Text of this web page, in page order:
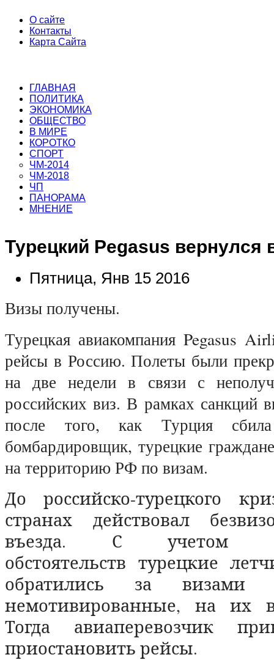
О сайте
Контакты
Карта Сайта
ГЛАВНАЯ
ПОЛИТИКА
ЭКОНОМИКА
ОБЩЕСТВО
В МИРЕ
КОРОТКО
СПОРТ
ЧМ-2014
ЧМ-2018
ЧП
ПАНОРАМА
МНЕНИЕ
Турецкий Pegasus вернулся
Пятница, Янв 15 2016
Визы получены.
Турецкая авиакомпания Pegasus
рейсы в Россию. Полеты были
на две недели в связи с
российских виз. В рамках санкций
после того, как Турция
бомбардировщик, турецкие
на территорию РФ по визам.
До российско-турецкого
странах действовал
въезда. С учетом
обстоятельств турецкие
обратились за визами
немотивированные, на их
Тогда авиаперевозчик
приостановить рейсы.